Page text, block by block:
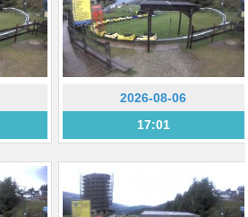
2026-08-06
17:01